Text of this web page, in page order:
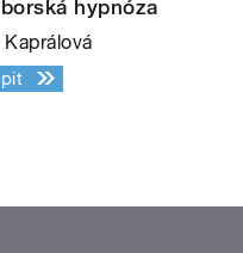
hypnóza
Kaprálová